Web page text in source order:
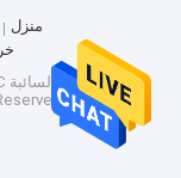
منزل
جودة أكياس السائبة FIBC